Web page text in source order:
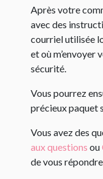
Après votre
avec des
courriel utilisée
et où m’envoyer
sécurité.
Vous pourrez
précieux paquet
Vous avez des
aux questions ou
de vous